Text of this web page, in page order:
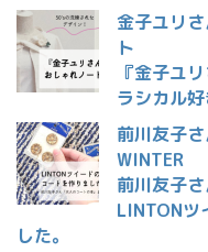
金子ユリ
ト
『金子ユ
ラシカル好
前川友子
WINTER
前川友子
LINTONツ
した。